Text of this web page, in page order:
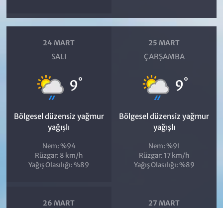
24 MART
SALI
9°
Bölgesel düzensiz yağmur
yağışlı
Nem: %94
Rüzgar: 8 km/h
Yağış Olasılığı: %89
25 MART
ÇARŞAMBA
9°
Bölgesel düzensiz yağmur
yağışlı
Nem: %91
Rüzgar: 17 km/h
Yağış Olasılığı: %89
26 MART 27 MART